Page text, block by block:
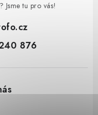
Jsme tu pro vás!
876